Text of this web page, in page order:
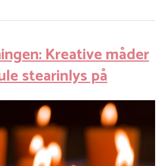
Kreative måder
stearinlys på